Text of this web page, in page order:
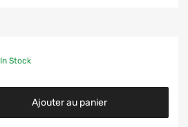
In Stock
Ajouter au panier